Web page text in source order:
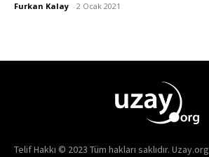
Furkan Kalay - 2 Ocak 2021
Telif Hakkı © 2023 Tüm hakları saklıdır. Uzay.org